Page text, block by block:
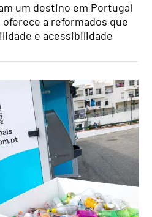
um destino em Portugal
a reformados que
e acessibilidade